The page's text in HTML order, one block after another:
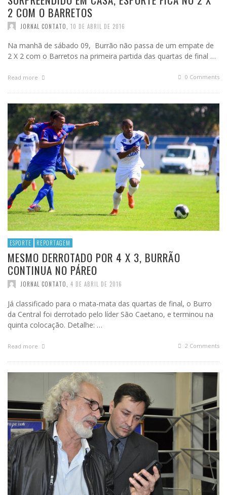
2 COM O BARRETOS
JORNAL CONTATO 10 DE ABRIL DE 2016
Na manhã de sábado 09, Burrão não passa de um empate de
2 X 2 com o Barretos na primeira partida das quartas de final …
Read more 0 Comments
ESPORTE REPORTAGEM
MESMO DERROTADO POR 4 X 3, BURRÃO
CONTINUA NO PÁREO
JORNAL CONTATO, 4 DE ABRIL DE 2016
Já classificado para o mata-mata das quartas de final, o Burro
da Central foi derrotado pelo líder São Caetano, e terminou na
quinta colocação. Detalhe: …
Read more 2 Comments